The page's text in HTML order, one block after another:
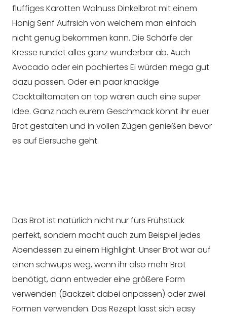
fluffiges Karotten Walnuss Dinkelbrot mit einem
Honig Senf Aufrsich von welchem man einfach
nicht genug bekommen kann. Die Schärfe der
Kresse rundet alles ganz wunderbar ab. Auch
Avocado oder ein pochiertes Ei würden mega gut
dazu passen. Oder ein paar knackige
Cocktailtomaten on top wären auch eine super
Idee. Ganz nach eurem Geschmack könnt ihr euer
Brot gestalten und in vollen Zügen genießen bevor
es auf Eiersuche geht.
Das Brot ist natürlich nicht nur fürs Frühstück
perfekt, sondern macht auch zum Beispiel jedes
Abendessen zu einem Highlight. Unser Brot war auf
einen schwups weg, wenn ihr also mehr Brot
benötigt, dann entweder eine größere Form
verwenden (Backzeit dabei anpassen) oder zwei
Formen verwenden. Das Rezept lässt sich easy